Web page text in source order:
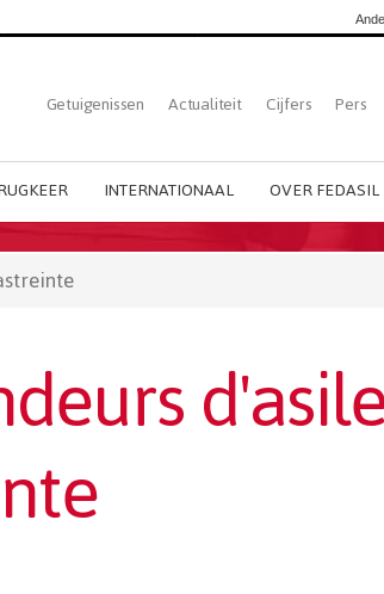
Top
Dutch
menu
Getuigenissen Actualiteit Cijfers Pers
INTERNATIONAAL OVER FEDASIL